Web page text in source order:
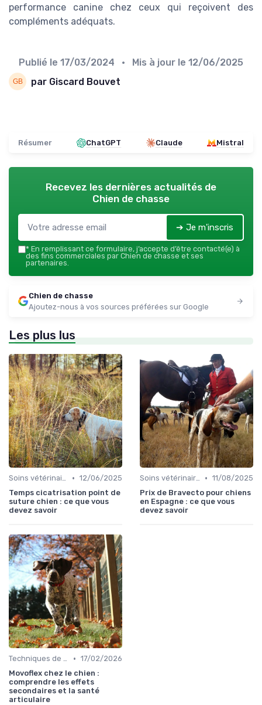
performance canine chez ceux qui reçoivent des
compléments adéquats.
Publié le 17/03/2024 • Mis à jour le 12/06/2025
par Giscard Bouvet
Résumer ChatGPT Claude Mistral
Recevez les dernières actualités de
Chien de chasse
➔ Je m'inscris
* En remplissant ce formulaire, j’accepte d’être contacté(e) à
des fins commerciales par Chien de chasse et ses
partenaires.
Chien de chasse
Ajoutez-nous à vos sources préférées sur Google
Les plus lus
Soins vétérinaires pour chiens de chasse • 12/06/2025
Temps cicatrisation point de
suture chien : ce que vous
devez savoir
Soins vétérinaires pour chiens de chasse • 11/08/2025
Prix de Bravecto pour chiens
en Espagne : ce que vous
devez savoir
Techniques de base • 17/02/2026
Movoflex chez le chien :
comprendre les effets
secondaires et la santé
articulaire